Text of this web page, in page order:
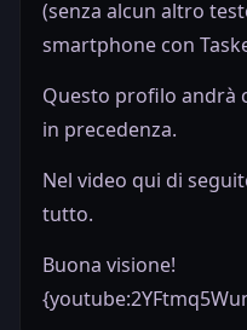
(senza alcun altro
smartphone con
Questo profilo andrà
in precedenza.
Nel video qui di
tutto.
Buona visione!